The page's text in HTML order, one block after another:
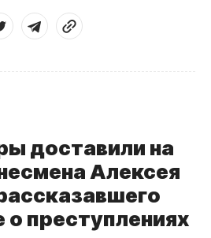
доставили на
Алексея
о преступлениях